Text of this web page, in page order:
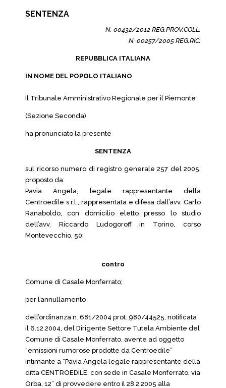
SENTENZA
N. 00432/2012 REG.PROV.COLL.
N. 00257/2005 REG.RIC.
REPUBBLICA ITALIANA
IN NOME DEL POPOLO ITALIANO
Il Tribunale Amministrativo Regionale per il Piemonte
(Sezione Seconda)
ha pronunciato la presente
SENTENZA
sul ricorso numero di registro generale 257 del 2005,
proposto da:
Pavia Angela, legale rappresentante della
Centroedile s.r.l., rappresentata e difesa dall’avv. Carlo
Ranaboldo, con domicilio eletto presso lo studio
dell’avv. Riccardo Ludogoroff in Torino, corso
Montevecchio, 50;
contro
Comune di Casale Monferrato;
per l’annullamento
dell’ordinanza n. 681/2004 prot. 980/44525, notificata
il 6.12.2004, del Dirigente Settore Tutela Ambiente del
Comune di Casale Monferrato, avente ad oggetto
“emissioni rumorose prodotte da Centroedile”
intimante a “Pavia Angela legale rappresentante della
ditta CENTROEDILE, con sede in Casale Monferrato, via
Orba, 12” di provvedere entro il 28.2.2005 alla